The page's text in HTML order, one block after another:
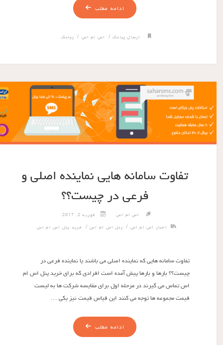
ادامه مطلب
ارسال پیامک / اس ام اس/ پیامک
تفاوت سامانه هایی نماینده اصلی و
فرعی در چیست؟؟
اس ام اس فوریه 2, 2017
اخبار اس ام اس/ پنل اس ام اس / خرید پنل اس ام اس
تفاوت سامانه هایی که نماینده اصلی می باشند یا نماینده فرعی در
چیست؟؟ بارها و بارها پیش آمده است افرادی که برای خرید پنل اس ام
اس تماس می گیرند در مرحله اول برای مقایسه شرکت ها به لیست
قیمت مجموعه ها توجه می کنند این قیاس قیمت نیز یکی …
ادامه مطلب